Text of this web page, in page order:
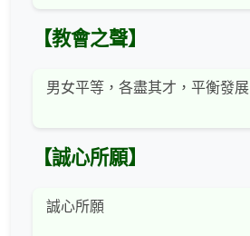
【教會之聲】
男女平等，各盡其才，平衡發展
【誠心所願】
誠心所願